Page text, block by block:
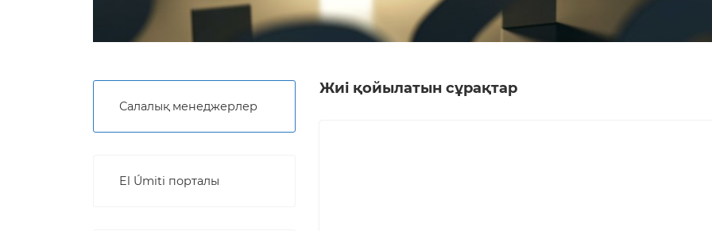
Салалық менеджерлер
El Úmiti порталы
Жиі қойылатын сұрақтар